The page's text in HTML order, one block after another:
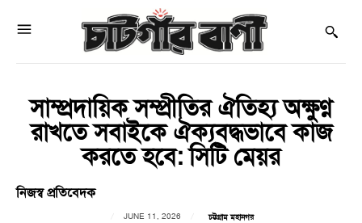
সাম্প্রদায়িক সম্প্রীতির ঐতিহ্য অক্ষুণ্ন
রাখতে সবাইকে ঐক্যবদ্ধভাবে কাজ
করতে হবে: সিটি মেয়র
নিজস্ব প্রতিবেদক
JUNE 11, 2026 চট্টগ্রাম মহানগর